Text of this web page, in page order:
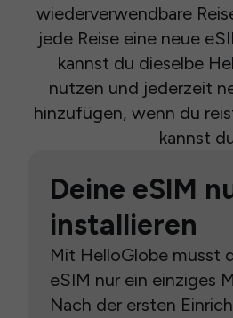
wiederverwendbare
jede Reise eine neue
kannst du dieselbe
nutzen und jederzeit
hinzufügen, wenn du
kannst
Deine eSIM
installieren
Mit HelloGlobe musst
eSIM nur ein einziges
Nach der ersten